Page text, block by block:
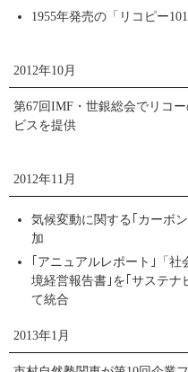
1955年発売の「リコピー
2012年10月
第67回IMF・世銀総会でリコ
ビスを提供
2012年11月
気候変動に関する｢カーボ
加
｢アニュアルレポート｣「社
境経営報告書｣を｢サステナ
て統合
2013年1月